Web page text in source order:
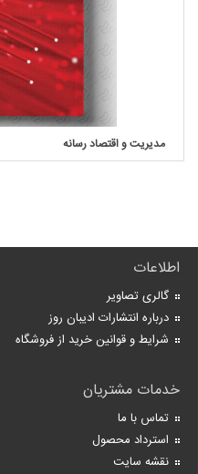
مدیریت و اقتصاد رسانه
اطلاعات
گالری تصاویر
درباره انتشارات ادیبان روز
شرایط و قوانین خرید از فروشگاه
خدمات مشتریان
تماس با ما
استرداد محصول
نقشه سایت